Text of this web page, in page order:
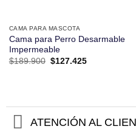
CAMA PARA MASCOTA
Cama para Perro Desarmable
Impermeable
$189.900 El
$127.425El
ATENCIÓN AL